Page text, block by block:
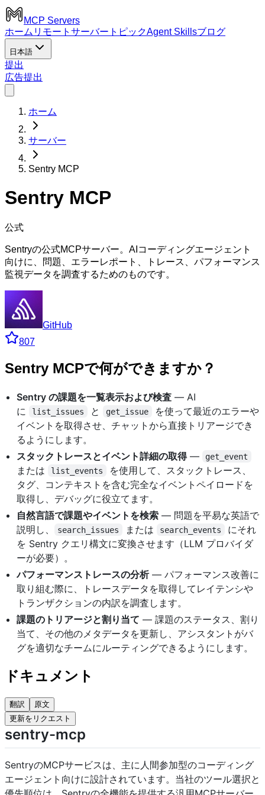
MCP Servers
ホーム リモートサーバー トピックAgent Skillsブログ
日本語
提出
広告提出
ホーム
サーバー
Sentry MCP
Sentry MCP
公式
Sentryの公式MCPサーバー。AIコーディングエージェント
向けに、問題、エラーレポート、トレース、パフォーマンス
監視データを調査するためのものです。
GitHub
807
Sentry MCPで何ができますか？
Sentry の課題を一覧表示および検査 — AI
に
list_issues と get_issue
を使って最近のエラーや
イベントを取得させ、チャットから直接トリアージでき
るようにします。
スタックトレースとイベント詳細の取得— get_event
または list_events
を使用して、スタックトレース、
タグ、コンテキストを含む完全なイベントペイロードを
取得し、デバッグに役立てます。
自然言語で課題やイベントを検索 — 問題を平易な英語で
説明し、
search_issues または search_events
にそれ
を Sentry クエリ構文に変換させます（LLM プロバイダ
ーが必要）。
パフォーマンストレースの分析— パフォーマンス改善に
取り組む際に、トレースデータを取得してレイテンシや
トランザクションの内訳を調査します。
課題のトリアージと割り当て — 課題のステータス、割り
当て、その他のメタデータを更新し、アシスタントがバ
グを適切なチームにルーティングできるようにします。
ドキュメント
翻訳
原文
更新をリクエスト
sentry-mcp
SentryのMCPサービスは、主に人間参加型のコーディング
エージェント向けに設計されています。当社のツール選択と